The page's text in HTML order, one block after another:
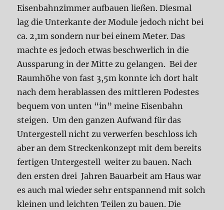
Eisenbahnzimmer aufbauen ließen. Diesmal
lag die Unterkante der Module jedoch nicht bei
ca. 2,1m sondern nur bei einem Meter. Das
machte es jedoch etwas beschwerlich in die
Aussparung in der Mitte zu gelangen. Bei der
Raumhöhe von fast 3,5m konnte ich dort halt
nach dem herablassen des mittleren Podestes
bequem von unten “in” meine Eisenbahn
steigen. Um den ganzen Aufwand für das
Untergestell nicht zu verwerfen beschloss ich
aber an dem Streckenkonzept mit dem bereits
fertigen Untergestell weiter zu bauen. Nach
den ersten drei Jahren Bauarbeit am Haus war
es auch mal wieder sehr entspannend mit solch
kleinen und leichten Teilen zu bauen. Die